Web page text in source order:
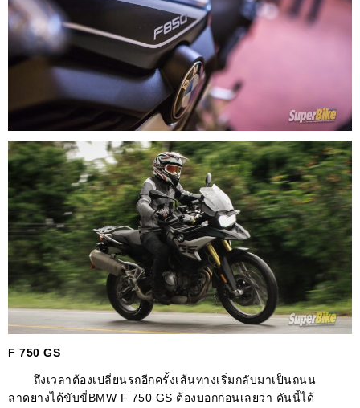
F 750 GS
ถึงเวลาต้องเปลี่ยนรถอีกครั้งเส้นทางเริ่มกลับมาเป็นถนน
ลาดยางได้ขับขี่BMW F 750 GS ต้องบอกก่อนเลยว่า คันนี้ได้